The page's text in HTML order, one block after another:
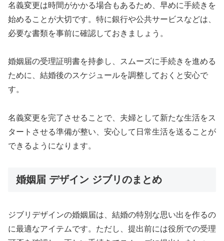
名義変更は時間がかかる場合もあるため、早めに手続きを
始めることが大切です。特に銀行や公共サービスなどは、
必要な書類を事前に確認しておきましょう。
婚姻届の受理証明書を持参し、スムーズに手続きを進める
ために、結婚後のスケジュールを調整しておくと安心で
す。
名義変更を完了させることで、夫婦として新たな生活をス
タートさせる準備が整い、安心して日常生活を送ることが
できるようになります。
婚姻届 デザイン ジブリのまとめ
ジブリデザインの婚姻届は、結婚の特別な思い出を作るの
に最適なアイテムです。ただし、提出前には役所での受理